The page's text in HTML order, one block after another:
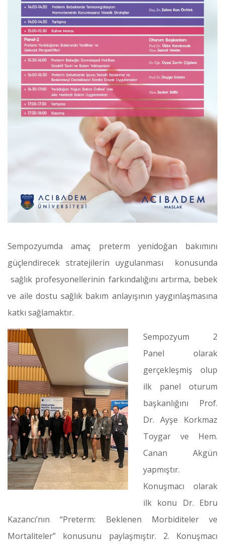
Sempozyumda amaç preterm yenidoğan bakımını
güçlendirecek stratejilerin uygulanması konusunda
sağlık profesyonellerinin farkındalığını artırma, bebek
ve aile dostu sağlık bakım anlayışının yaygınlaşmasına
katkı sağlamaktır.
Sempozyum 2
Panel olarak
gerçekleşmiş olup
ilk panel oturum
başkanlığını Prof.
Dr. Ayşe Korkmaz
Toygar ve Hem.
Canan Akgün
yapmıştır.
Konuşmacı olarak
ilk konu Dr. Ebru
Kazancı’nın “Preterm: Beklenen Morbiditeler ve
Mortaliteler” konusunu paylaşmıştır. 2. Konuşmacı